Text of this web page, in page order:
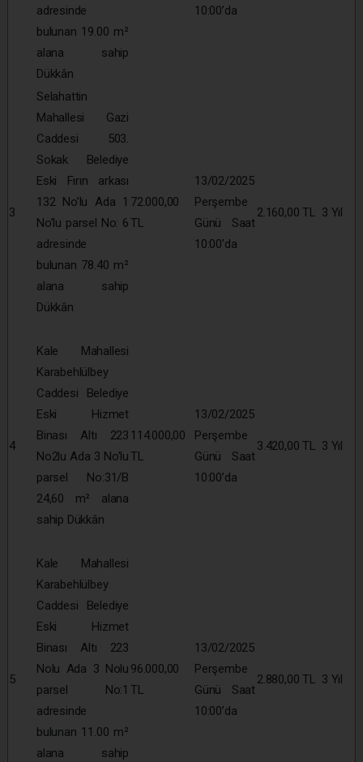
adresinde
bulunan 19.00 m²
alana sahip
Dükkân
10:00’da
3
Selahattin
Mahallesi Gazi
Caddesi 503.
Sokak Belediye
Eski Fırın arkası
132 No’lu Ada 1
No’lu parsel No: 6
adresinde
bulunan 78.40 m²
alana sahip
Dükkân
72.000,00
TL
13/02/2025
Perşembe
Günü Saat
10:00’da
2.160,00 TL 3 Yıl
4
Kale Mahallesi
Karabehlülbey
Caddesi Belediye
Eski Hizmet
Binası Altı 223
No2lu Ada 3 No’lu
parsel No:31/B
24,60 m² alana
sahip Dükkân
114.000,00
TL
13/02/2025
Perşembe
Günü Saat
10:00’da
3.420,00 TL 3 Yıl
5
Kale Mahallesi
Karabehlülbey
Caddesi Belediye
Eski Hizmet
Binası Altı 223
Nolu Ada 3 Nolu
parsel No:1
adresinde
bulunan 11.00 m²
alana sahip
96.000,00
TL
13/02/2025
Perşembe
Günü Saat
10:00’da
2.880,00 TL 3 Yıl